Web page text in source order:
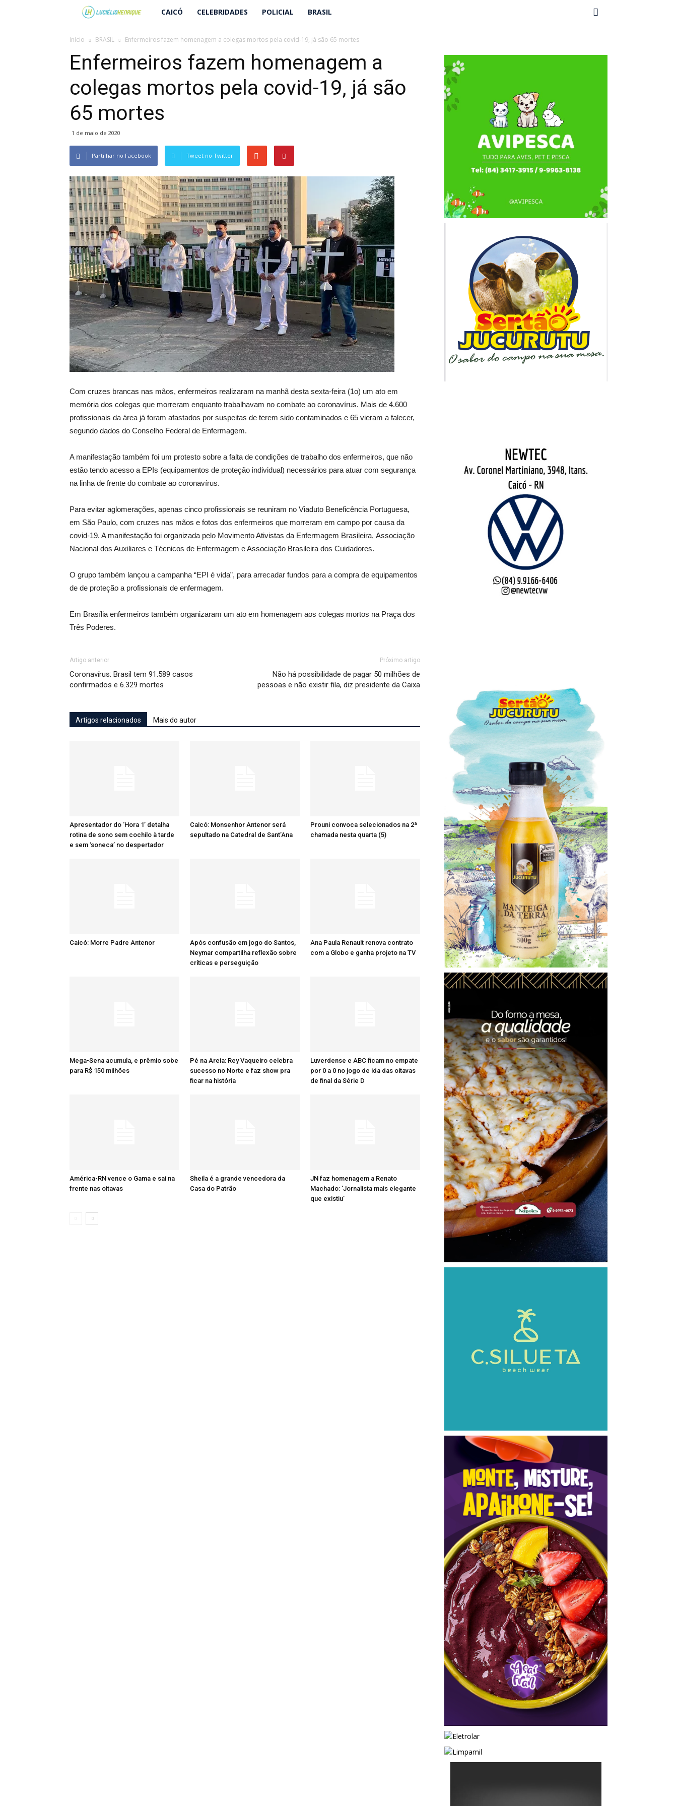
Lucielio
Henrique
CAICÓ CELEBRIDADES POLICIAL BRASIL
Início BRASIL Enfermeiros fazem homenagem a colegas mortos pela covid-19, já são 65 mortes
Enfermeiros fazem homenagem a
colegas mortos pela covid-19, já são
65 mortes
1 de maio de 2020
Partilhar no Facebook Tweet no Twitter
Com cruzes brancas nas mãos, enfermeiros realizaram na manhã desta sexta-feira (1o) um ato em
memória dos colegas que morreram enquanto trabalhavam no combate ao coronavírus. Mais de 4.600
profissionais da área já foram afastados por suspeitas de terem sido contaminados e 65 vieram a falecer,
segundo dados do Conselho Federal de Enfermagem.
A manifestação também foi um protesto sobre a falta de condições de trabalho dos enfermeiros, que não
estão tendo acesso a EPIs (equipamentos de proteção individual) necessários para atuar com segurança
na linha de frente do combate ao coronavírus.
Para evitar aglomerações, apenas cinco profissionais se reuniram no Viaduto Beneficência Portuguesa,
em São Paulo, com cruzes nas mãos e fotos dos enfermeiros que morreram em campo por causa da
covid-19. A manifestação foi organizada pelo Movimento Ativistas da Enfermagem Brasileira, Associação
Nacional dos Auxiliares e Técnicos de Enfermagem e Associação Brasileira dos Cuidadores.
O grupo também lançou a campanha “EPI é vida”, para arrecadar fundos para a compra de equipamentos
de de proteção a profissionais de enfermagem.
Em Brasília enfermeiros também organizaram um ato em homenagem aos colegas mortos na Praça dos
Três Poderes.
Artigo anterior
Coronavírus: Brasil tem 91.589 casos
confirmados e 6.329 mortes
Próximo artigo
Não há possibilidade de pagar 50 milhões de
pessoas e não existir fila, diz presidente da Caixa
Artigos relacionados Mais do autor
Apresentador do ‘Hora 1’ detalha
rotina de sono sem cochilo à tarde
e sem ‘soneca’ no despertador
Caicó: Monsenhor Antenor será
sepultado na Catedral de Sant’Ana
Prouni convoca selecionados na 2ª
chamada nesta quarta (5)
Caicó: Morre Padre Antenor
Após confusão em jogo do Santos,
Neymar compartilha reflexão sobre
críticas e perseguição
Ana Paula Renault renova contrato
com a Globo e ganha projeto na TV
Mega-Sena acumula, e prêmio sobe
para R$ 150 milhões
Pé na Areia: Rey Vaqueiro celebra
sucesso no Norte e faz show pra
ficar na história
Luverdense e ABC ficam no empate
por 0 a 0 no jogo de ida das oitavas
de final da Série D
América-RN vence o Gama e sai na
frente nas oitavas
Sheila é a grande vencedora da
Casa do Patrão
JN faz homenagem a Renato
Machado: ‘Jornalista mais elegante
que existiu’